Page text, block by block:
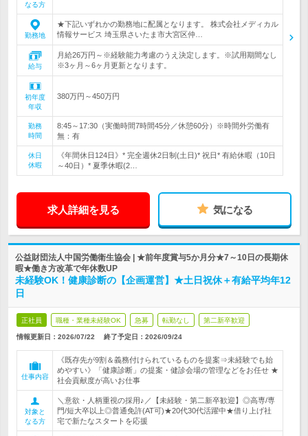
なる方
勤務地
★下記いずれかの勤務地に配属となります。 株式会社メディカル
情報サービス 埼玉県さいたま市大宮区仲…
給与
月給26万円～※経験能力考慮のうえ決定します。※試用期間なし
※3ヶ月～6ヶ月更新となります。
初年度
年収
380万円～450万円
勤務
時間
8:45～17:30（実働時間7時間45分／休憩60分）※時間外労働有
無：有
休日
休暇
《年間休日124日》* 完全週休2日制(土日)* 祝日* 有給休暇（10日
～40日）* 夏季休暇(2…
求人詳細を見る 気になる
公益財団法人中国労働衛生協会 | ★前年度賞与5か月分★7～10日の長期休
暇★働き方改革で年休数UP
未経験OK！健康診断の【企画運営】★土日祝休＋有給平均年12
日
正社員 職種・業種未経験OK 急募 転勤なし 第二新卒歓迎
情報更新日：2026/07/22 終了予定日： 2026/09/24
仕事内容
《既存先が9割＆義務付けられているものを提案⇒未経験でも始
めやすい》「健康診断」の提案・健診会場の管理などをお任せ ★
社会貢献度が高いお仕事
対象と
なる方
＼意欲・人柄重視の採用♪／【未経験・第二新卒歓迎】◎高専/専
門/短大卒以上◎普通免許(AT可)★20代30代活躍中★借り上げ社
宅で新たなスタートを応援